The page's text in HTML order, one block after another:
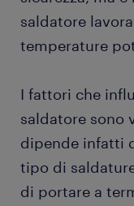
saldatore
temperature
I fattori che
saldatore sono
dipende infatti
tipo di
di portare a